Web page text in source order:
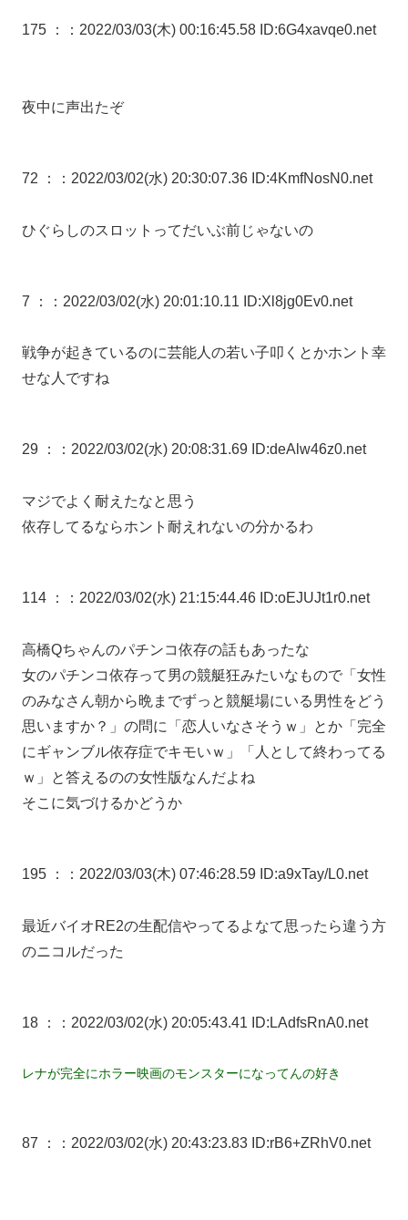
175 ： ：2022/03/03(木) 00:16:45.58 ID:6G4xavqe0.net
夜中に声出たぞ
72 ： ：2022/03/02(水) 20:30:07.36 ID:4KmfNosN0.net
ひぐらしのスロットってだいぶ前じゃないの
7 ： ：2022/03/02(水) 20:01:10.11 ID:Xl8jg0Ev0.net
戦争が起きているのに芸能人の若い子叩くとかホント幸
せな人ですね
29 ： ：2022/03/02(水) 20:08:31.69 ID:deAlw46z0.net
マジでよく耐えたなと思う
依存してるならホント耐えれないの分かるわ
114 ： ：2022/03/02(水) 21:15:44.46 ID:oEJUJt1r0.net
高橋Qちゃんのパチンコ依存の話もあったな
女のパチンコ依存って男の競艇狂みたいなもので「女性
のみなさん朝から晩までずっと競艇場にいる男性をどう
思いますか？」の問に「恋人いなさそうｗ」とか「完全
にギャンブル依存症でキモいｗ」「人として終わってる
ｗ」と答えるのの女性版なんだよね
そこに気づけるかどうか
195 ： ：2022/03/03(木) 07:46:28.59 ID:a9xTay/L0.net
最近バイオRE2の生配信やってるよなて思ったら違う方
のニコルだった
18 ： ：2022/03/02(水) 20:05:43.41 ID:LAdfsRnA0.net
レナが完全にホラー映画のモンスターになってんの好き
87 ： ：2022/03/02(水) 20:43:23.83 ID:rB6+ZRhV0.net